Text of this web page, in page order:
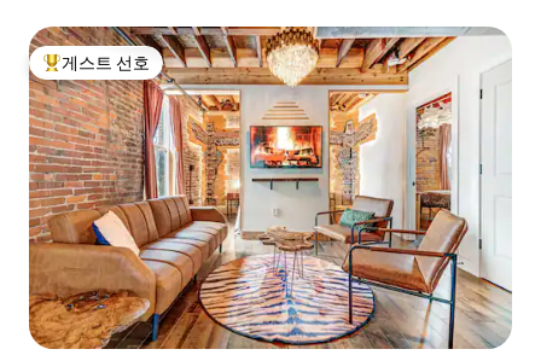
상위 게스트 선호
게스트 선호